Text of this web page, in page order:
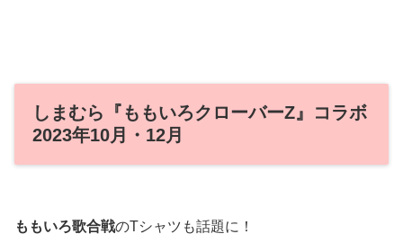
しまむら『ももいろクローバーZ』コラボ
2023年10月・12月
ももいろ歌合戦のTシャツも話題に！